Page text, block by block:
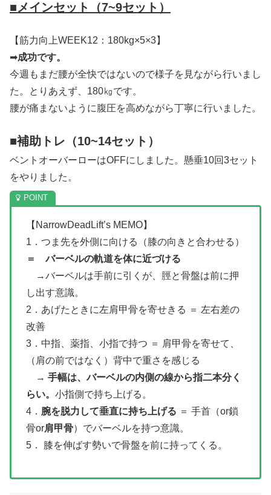
■メインセット（7~9セット）
【筋力向上WEEK12：180kg×5×3】
➡成功です。
今週もまだ腰が全快ではないので様子を見ながら行いまし
た。とりあえず、180㎏です。
腰が痛まないように腹圧を高めながら丁寧に行いました。
■補助トレ（10~14セット）
ベントオーバーローはOFFにしました。懸垂10回3セット
をやりました。
【NarrowDeadLift’s MEMO】
1．つま先を外側に向ける（膝の向きと合わせる）
＝ バーベルの軌道を体に近づける
→バーベルは手前に引くが、脛と骨盤は前に押
し出す意識。
2．あげたときに左肩甲骨を寄せきる ＝ 左右差の
改善
3．中指、薬指、小指で持つ ＝ 肩甲骨を寄せて、
（肩の前ではなく）背中で重さを感じる
→ 手幅は、バーベルの内側の線から指二本分く
らい。 小指側で持ち上げる。
4． 腕を脱力して垂直に持ち上げる ＝ 手首（or鎖
骨or肩甲骨）でバーベルを持つ意識。
5． 膝を伸ばす勢いで骨盤を前に持ってくる。